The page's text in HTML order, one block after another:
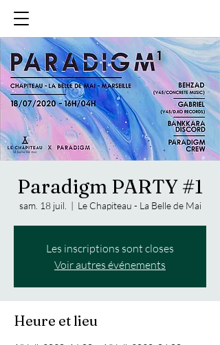
Paradigm PARTY #1
sam. 18 juil.
  |
Le Chapiteau - La Belle de Mai
Les inscriptions sont closes
Voir autres événements
Heure et lieu